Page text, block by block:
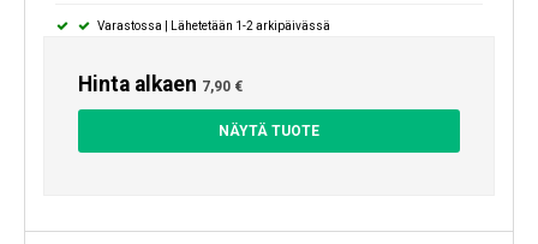
Varastossa | Lähetetään 1-2 arkipäivässä
Hinta alkaen 7,90 €
NÄYTÄ TUOTE